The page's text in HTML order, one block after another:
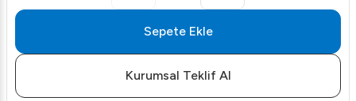
Sepete Ekle
Kurumsal Teklif Al